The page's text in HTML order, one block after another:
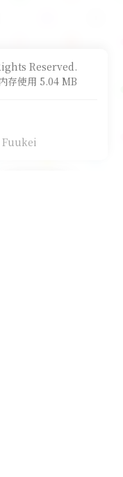
Reserved.
存使用 5.04 MB
Fuukei